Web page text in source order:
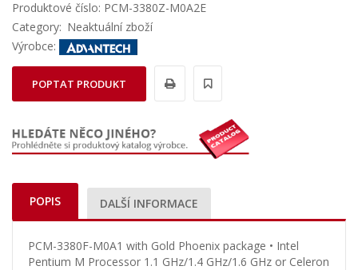
Produktové číslo: PCM-3380Z-M0A2E
Category: Neaktuální zboží
Výrobce:
POPTAT PRODUKT
POPIS DALŠÍ INFORMACE
PCM-3380F-M0A1 with Gold Phoenix package • Intel
Pentium M Processor 1.1 GHz/1.4 GHz/1.6 GHz or Celeron